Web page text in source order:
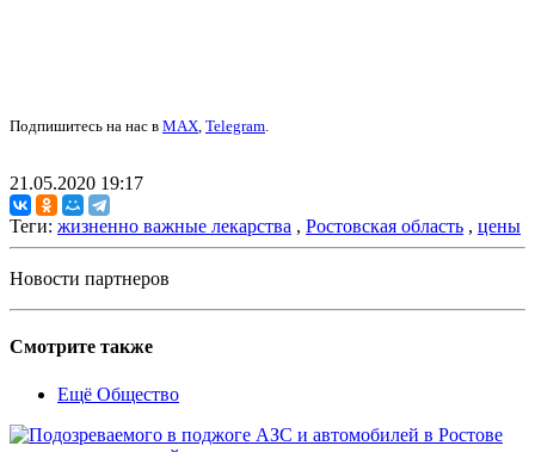
Подпишитесь на нас в MAX, Telegram.
21.05.2020 19:17
Теги: жизненно важные лекарства , Ростовская область , цены
Новости партнеров
Смотрите также
Ещё Общество